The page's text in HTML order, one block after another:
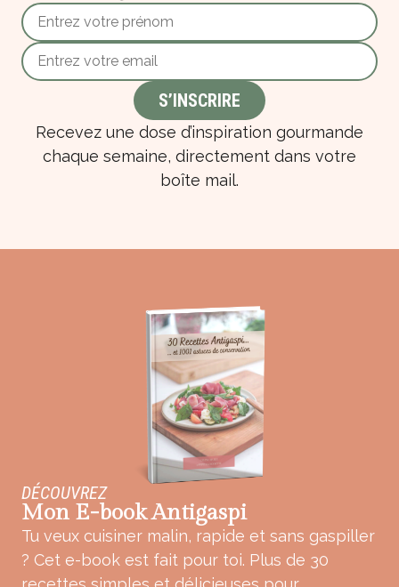
Recevez une dose d’inspiration gourmande
chaque semaine, directement dans votre
boîte mail.
DÉCOUVREZ
Mon E-book Antigaspi
Tu veux cuisiner malin, rapide et sans gaspiller
? Cet e-book est fait pour toi. Plus de 30